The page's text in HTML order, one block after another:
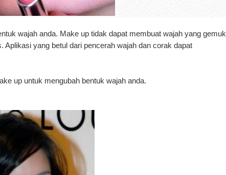
wajah anda. Make up tidak dapat membuat wajah yang gemuk
yang betul dari pencerah wajah dan corak dapat
up untuk mengubah bentuk wajah anda.